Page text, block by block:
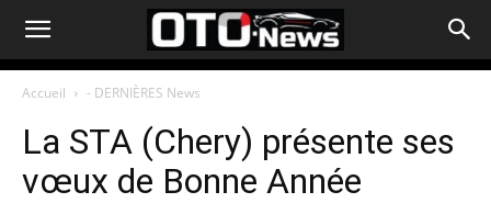
Accueil - DERNIÈRES News
La STA (Chery) présente ses
vœux de Bonne Année